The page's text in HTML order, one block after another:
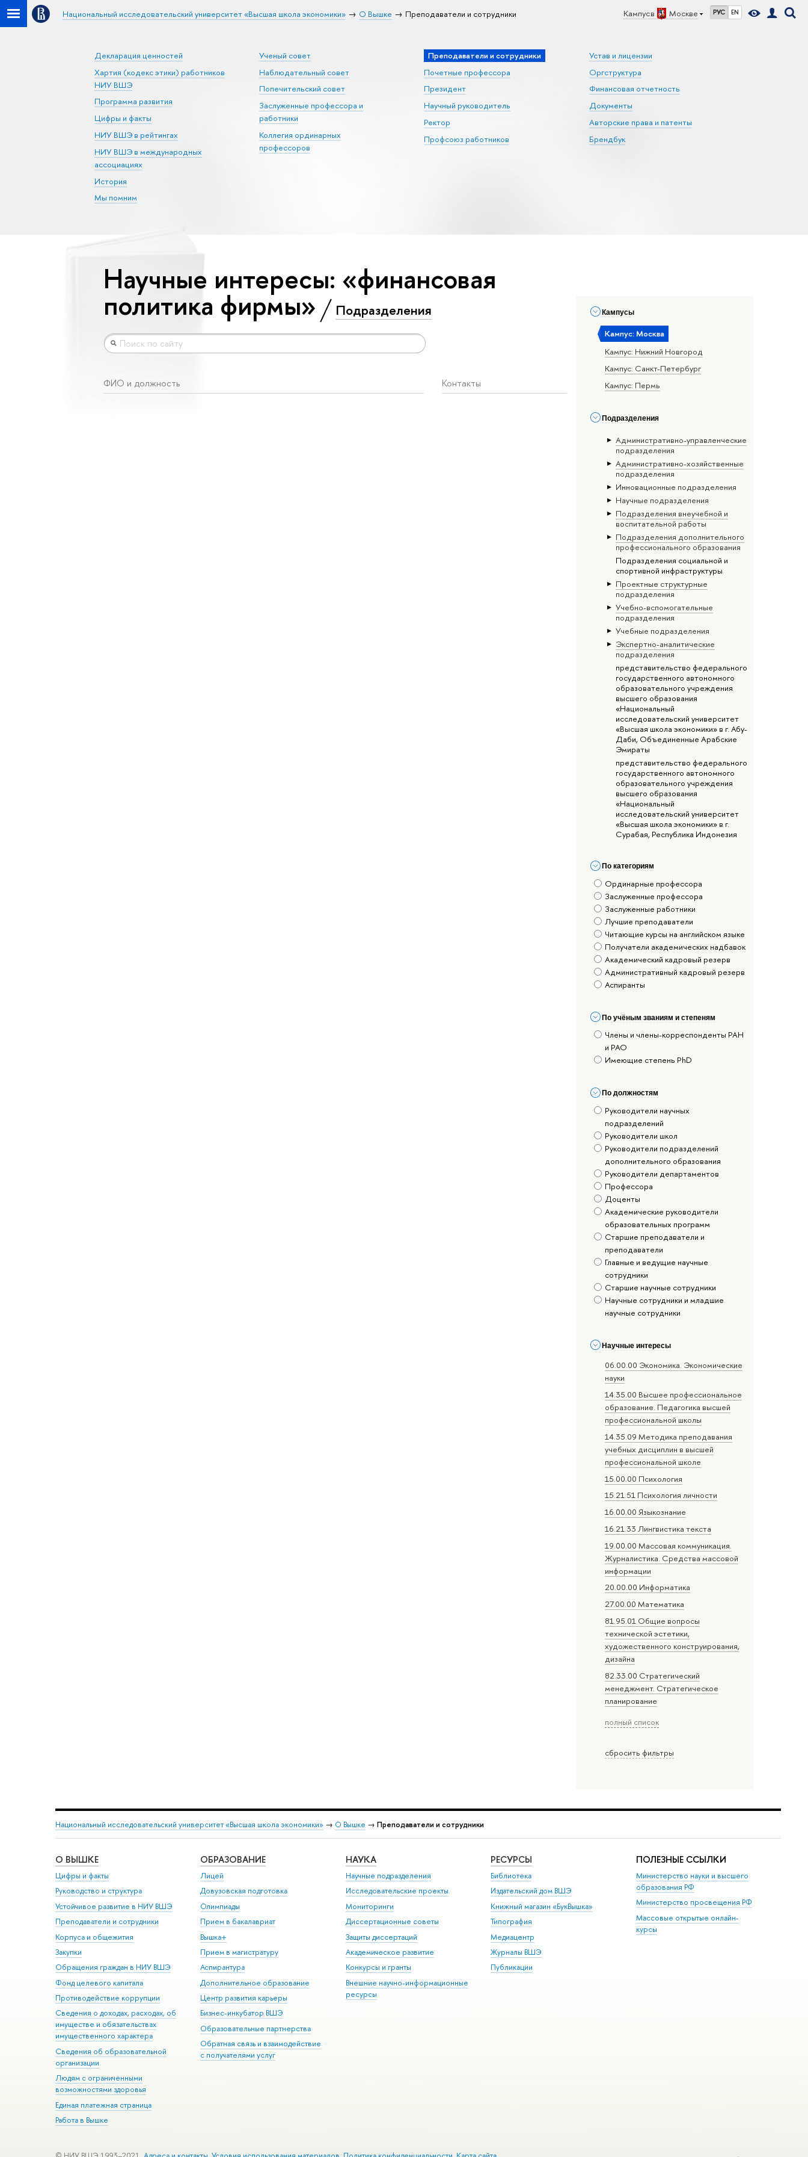
Кампус в Москве РУС EN
Национальный исследовательский университет «Высшая школа экономики» О Вышке Преподаватели и сотрудники
Декларация ценностей
Хартия (кодекс этики) работников
НИУ ВШЭ
Программа развития
Цифры и факты
НИУ ВШЭ в рейтингах
НИУ ВШЭ в международных
ассоциациях
История
Мы помним
Ученый совет
Наблюдательный совет
Попечительский совет
Заслуженные профессора и
работники
Коллегия ординарных
профессоров
Преподаватели и сотрудники
Почетные профессора
Президент
Научный руководитель
Ректор
Профсоюз работников
Устав и лицензии
Оргструктура
Финансовая отчетность
Документы
Авторские права и патенты
Брендбук
Кампусы
Кампус: Москва
Кампус: Нижний Новгород
Кампус: Санкт-Петербург
Кампус: Пермь
Подразделения
Административно-управленческие
подразделения
Административно-хозяйственные
подразделения
Инновационные подразделения
Научные подразделения
Подразделения внеучебной и
воспитательной работы
Подразделения дополнительного
профессионального образования
Подразделения социальной и
спортивной инфраструктуры
Проектные структурные
подразделения
Учебно-вспомогательные
подразделения
Учебные подразделения
Экспертно-аналитические
подразделения
представительство федерального
государственного автономного
образовательного учреждения
высшего образования
«Национальный
исследовательский университет
«Высшая школа экономики» в г. Абу-
Даби, Объединенные Арабские
Эмираты
представительство федерального
государственного автономного
образовательного учреждения
высшего образования
«Национальный
исследовательский университет
«Высшая школа экономики» в г.
Сурабая, Республика Индонезия
По категориям
Ординарные профессора
Заслуженные профессора
Заслуженные работники
Лучшие преподаватели
Читающие курсы на английском языке
Получатели академических надбавок
Академический кадровый резерв
Административный кадровый резерв
Аспиранты
По учёным званиям и степеням
Члены и члены-корреспонденты РАН
и РАО
Имеющие степень PhD
По должностям
Руководители научных
подразделений
Руководители школ
Руководители подразделений
дополнительного образования
Руководители департаментов
Профессора
Доценты
Академические руководители
образовательных программ
Старшие преподаватели и
преподаватели
Главные и ведущие научные
сотрудники
Старшие научные сотрудники
Научные сотрудники и младшие
научные сотрудники
Научные интересы
06.00.00 Экономика. Экономические
науки
14.35.00 Высшее профессиональное
образование. Педагогика высшей
профессиональной школы
14.35.09 Методика преподавания
учебных дисциплин в высшей
профессиональной школе
15.00.00 Психология
15.21.51 Психология личности
16.00.00 Языкознание
16.21.33 Лингвистика текста
19.00.00 Массовая коммуникация.
Журналистика. Средства массовой
информации
20.00.00 Информатика
27.00.00 Математика
81.95.01 Общие вопросы
технической эстетики,
художественного конструирования,
дизайна
82.33.00 Стратегический
менеджмент. Стратегическое
планирование
полный список
сбросить фильтры
Научные интересы: «финансовая
политика фирмы» Подразделения
ФИО и должность Контакты
Национальный исследовательский университет «Высшая школа экономики» → О Вышке → Преподаватели и сотрудники
О ВЫШКЕ
Цифры и факты
Руководство и структура
Устойчивое развитие в НИУ ВШЭ
Преподаватели и сотрудники
Корпуса и общежития
Закупки
Обращения граждан в НИУ ВШЭ
Фонд целевого капитала
Противодействие коррупции
Сведения о доходах, расходах, об
имуществе и обязательствах
имущественного характера
Сведения об образовательной
организации
Людям с ограниченными
возможностями здоровья
Единая платежная страница
Работа в Вышке
ОБРАЗОВАНИЕ
Лицей
Довузовская подготовка
Олимпиады
Прием в бакалавриат
Вышка+
Прием в магистратуру
Аспирантура
Дополнительное образование
Центр развития карьеры
Бизнес-инкубатор ВШЭ
Образовательные партнерства
Обратная связь и взаимодействие
с получателями услуг
НАУКА
Научные подразделения
Исследовательские проекты
Мониторинги
Диссертационные советы
Защиты диссертаций
Академическое развитие
Конкурсы и гранты
Внешние научно-информационные
ресурсы
РЕСУРСЫ
Библиотека
Издательский дом ВШЭ
Книжный магазин «БукВышка»
Типография
Медиацентр
Журналы ВШЭ
Публикации
ПОЛЕЗНЫЕ ССЫЛКИ
Министерство науки и высшего
образования РФ
Министерство просвещения РФ
Массовые открытые онлайн-
курсы